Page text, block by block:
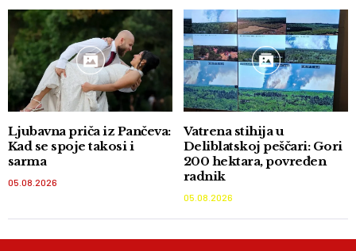
Ljubavna priča iz Pančeva:
Kad se spoje takosi i
sarma
05.08.2026
Vatrena stihija u
Deliblatskoj peščari: Gori
200 hektara, povređen
radnik
05.08.2026